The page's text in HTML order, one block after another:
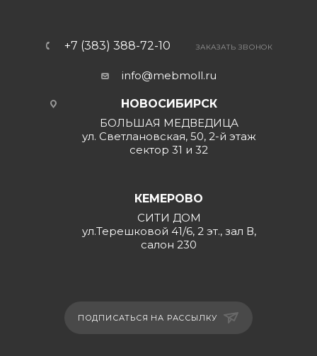
+7 (383) 388-72-10 ЗАКАЗАТЬ ЗВОНОК
info@mebmoll.ru
НОВОСИБИРСК
БОЛЬШАЯ МЕДВЕДИЦА
ул. Светлановская, 50, 2-й этаж
сектор 31 и 32
КЕМЕРОВО
СИТИ ДОМ
ул.Терешковой 41/6, 2 эт., зал В,
салон 230
ПОДПИСАТЬСЯ НА РАССЫЛКУ